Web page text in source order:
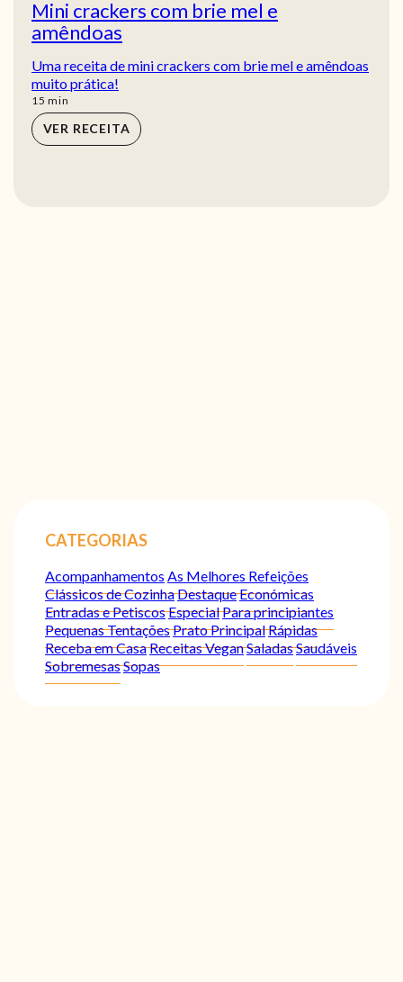
Mini crackers com brie mel e
amêndoas
Uma receita de mini crackers com brie mel e amêndoas
muito prática!
15 min
min
VER RECEITA
CATEGORIAS
Acompanhamentos As Melhores Refeições
Clássicos de CozinhaDestaqueEconómicas
Entradas e PetiscosEspecialPara principiantes
Pequenas TentaçõesPrato PrincipalRápidas
Receba em CasaReceitas VeganSaladasSaudáveis
SobremesasSopas